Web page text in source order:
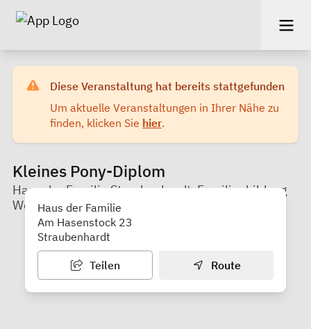
Diese Veranstaltung hat bereits stattgefunden
Um aktuelle Veranstaltungen in Ihrer Nähe zu
finden, klicken Sie hier.
Kleines Pony-Diplom
Haus der Familie Straubenhardt, Familienbildung
Westlicher Enzkreis e.V.
Haus der Familie
Am Hasenstock 23
Straubenhardt
Teilen Route